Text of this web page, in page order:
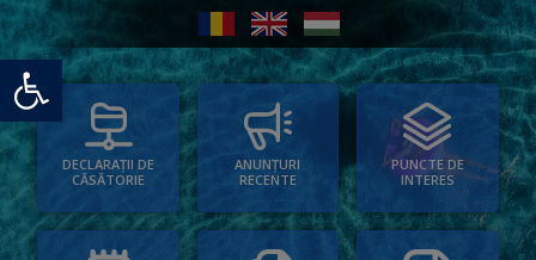
Deschide bara de unelte
DECLARAȚII DE
CĂSĂTORIE
ANUNȚURI
RECENTE
PUNCTE DE
INTERES